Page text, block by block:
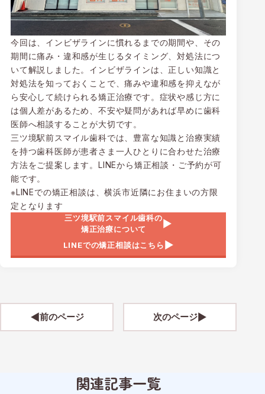
今回は、インビザラインに慣れるまでの期間や、その
期間に痛み・違和感が生じるタイミング、対処法につ
いて解説しました。インビザラインは、正しい知識と
対処法を知っておくことで、痛みや違和感を抑えなが
ら安心して続けられる矯正治療です。症状や感じ方に
は個人差があるため、不安や疑問があれば早めに歯科
医師へ相談することが大切です。
三ツ境駅前スマイル歯科では、豊富な知識と治療実績
を持つ歯科医師が患者さま一人ひとりに合わせた治療
方法をご提案します。LINEから矯正相談・ご予約が可
能です。
※LINEでの矯正相談は、横浜市近隣にお住まいの方限
定となります
三ツ境駅前スマイル歯科の
矯正治療について
LINEでの矯正相談はこちら
前のページ 次のページ
関連記事一覧